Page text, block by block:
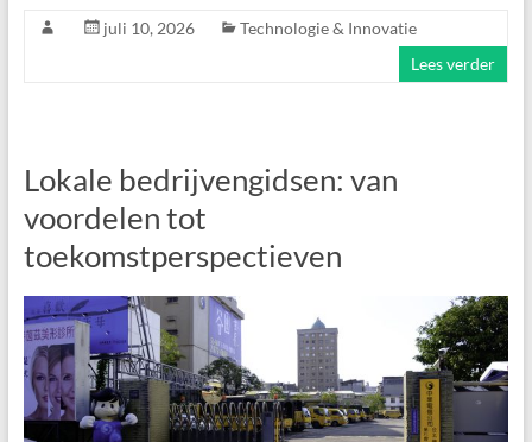
juli 10, 2026
Technologie & Innovatie
Lees verder
Lokale bedrijvengidsen: van
voordelen tot
toekomstperspectieven